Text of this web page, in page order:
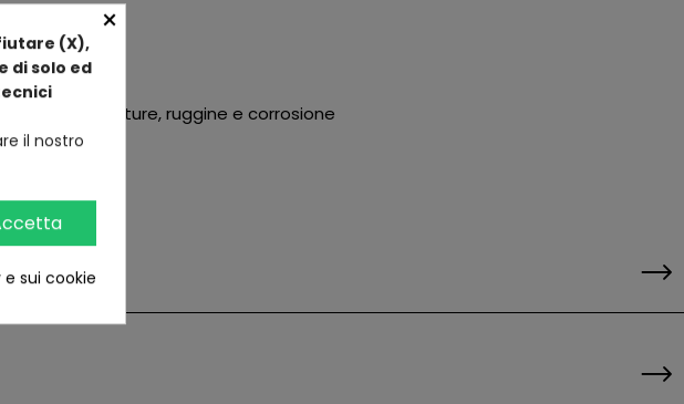
a scheggiature, ruggine e corrosione
×
(X),
di solo ed
il nostro
sui cookie